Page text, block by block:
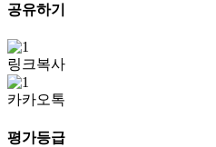
공유하기
링크복사
카카오톡
평가등급